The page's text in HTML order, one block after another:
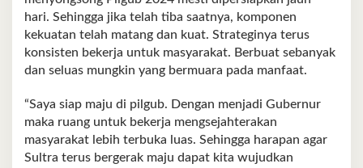
hari. Sehingga jika telah tiba saatnya, komponen
kekuatan telah matang dan kuat. Strateginya terus
konsisten bekerja untuk masyarakat. Berbuat sebanyak
dan seluas mungkin yang bermuara pada manfaat.
“Saya siap maju di pilgub. Dengan menjadi Gubernur
maka ruang untuk bekerja mengsejahterakan
masyarakat lebih terbuka luas. Sehingga harapan agar
Sultra terus bergerak maju dapat kita wujudkan